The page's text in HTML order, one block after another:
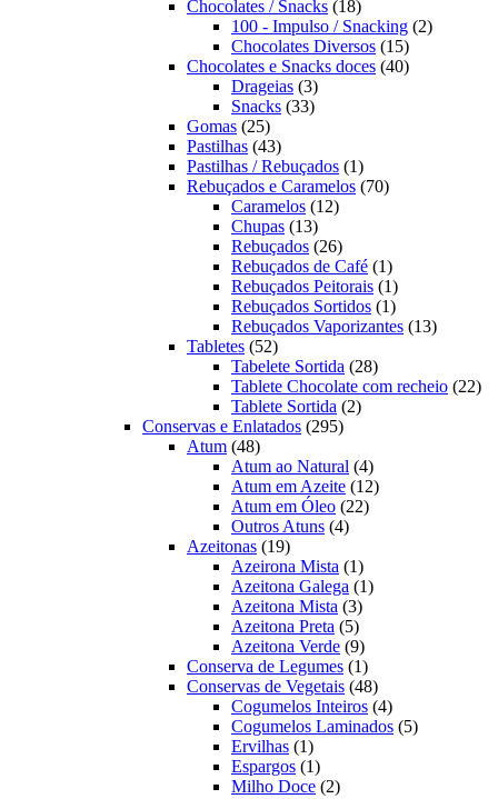
produtos
Chocolates / Snacks 1818
produtos
100 - Impulso / Snacking 22
Chocolates Diversos 1515
produtos
Chocolates e Snacks doces 4040
Drageias 33
produtos
Snacks 3333
Gomas 2525
produtos
Pastilhas 4343
produtos
Pastilhas / Rebuçados 11
produto
Rebuçados e Caramelos 7070
Caramelos 1212
Chupas 1313
produtos
Rebuçados 2626
produtos
Rebuçados de Café 11
produto
Rebuçados Peitorais 11
produto
Rebuçados Sortidos 11
produto
Rebuçados Vaporizantes 1313
Tabletes 5252
produtos
Tabelete Sortida 2828
produtos
Tablete Chocolate com recheio 2222
Tablete Sortida 22
Conservas e Enlatados 295295
Atum 4848
produtos
Atum ao Natural 44
produtos
Atum em Azeite 1212
Atum em Óleo 2222
Outros Atuns 44
Azeitonas 1919
produtos
Azeirona Mista 11
produto
Azeitona Galega 11
Azeitona Mista 33
produtos
Azeitona Preta 55
produtos
Azeitona Verde 99
produtos
Conserva de Legumes 11
produto
Conservas de Vegetais 4848
produtos
Cogumelos Inteiros 44
produtos
Cogumelos Laminados 55
Ervilhas 11
produto
Espargos 11
produto
Milho Doce 22